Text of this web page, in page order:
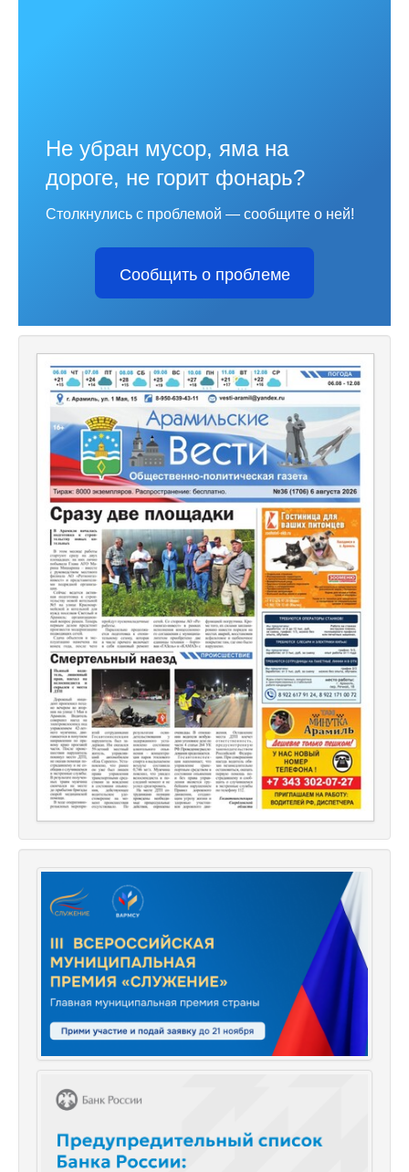
Не убран мусор, яма на
дороге, не горит фонарь?
Столкнулись с проблемой — сообщите о ней!
Сообщить о проблеме